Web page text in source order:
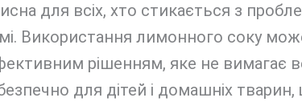
для всіх, хто стикається з
Використання лимонного соку
рішенням, яке не вимагає
для дітей і домашніх тварин,